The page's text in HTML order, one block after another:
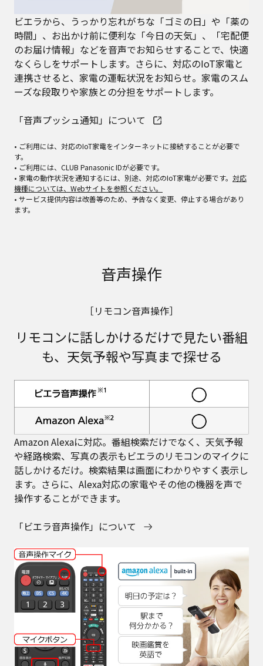
ビエラから、うっかり忘れがちな「ゴミの日」や「薬の
時間」、お出かけ前に便利な「今日の天気」、「宅配便
のお届け情報」などを音声でお知らせすることで、快適
なくらしをサポートします。さらに、対応のIoT家電と
連携させると、家電の運転状況をお知らせ。家電のスム
ーズな段取りや家族との分担をサポートします。
「音声プッシュ通知」について
• ご利用には、対応のIoT家電をインターネットに接続することが必要で
す。
• ご利用には、CLUB Panasonic IDが必要です。
• 家電の動作状況を通知するには、別途、対応のIoT家電が必要です。 対応
機種については、Webサイトを参照ください。
• サービス提供内容は改善等のため、予告なく変更、停止する場合があり
ます。
音声操作
［リモコン音声操作］
リモコンに話しかけるだけで見たい番組
も、天気予報や写真まで探せる
Amazon Alexaに対応。番組検索だけでなく、天気予報
や経路検索、写真の表示もビエラのリモコンのマイクに
話しかけるだけ。検索結果は画面にわかりやすく表示し
ます。さらに、Alexa対応の家電やその他の機器を声で
操作することができます。
「ビエラ音声操作」について